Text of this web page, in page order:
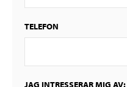
TELEFON
JAG INTRESSERAR MIG AV: